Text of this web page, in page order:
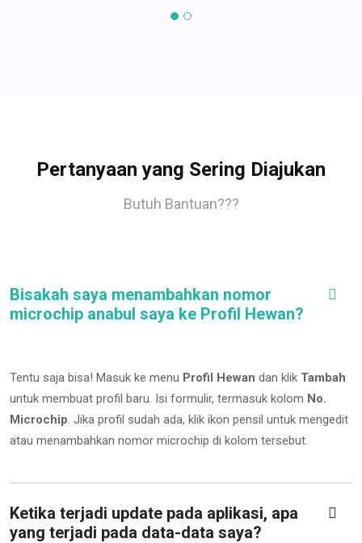
Pertanyaan yang Sering Diajukan
Butuh Bantuan???
Bisakah saya menambahkan nomor
microchip anabul saya ke Profil Hewan?
Tentu saja bisa! Masuk ke menu Profil Hewan dan klik Tambah
untuk membuat profil baru. Isi formulir, termasuk kolom No.
Microchip. Jika profil sudah ada, klik ikon pensil untuk mengedit
atau menambahkan nomor microchip di kolom tersebut.
Ketika terjadi update pada aplikasi, apa
yang terjadi pada data-data saya?